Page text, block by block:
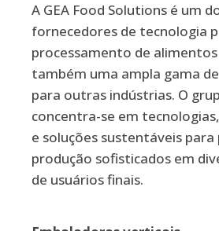
A GEA Food Solutions é um
fornecedores de tecnologia
processamento de
também uma ampla gama
para outras indústrias. O
concentra-se em
e soluções sustentáveis para
produção sofisticados em
de usuários finais.